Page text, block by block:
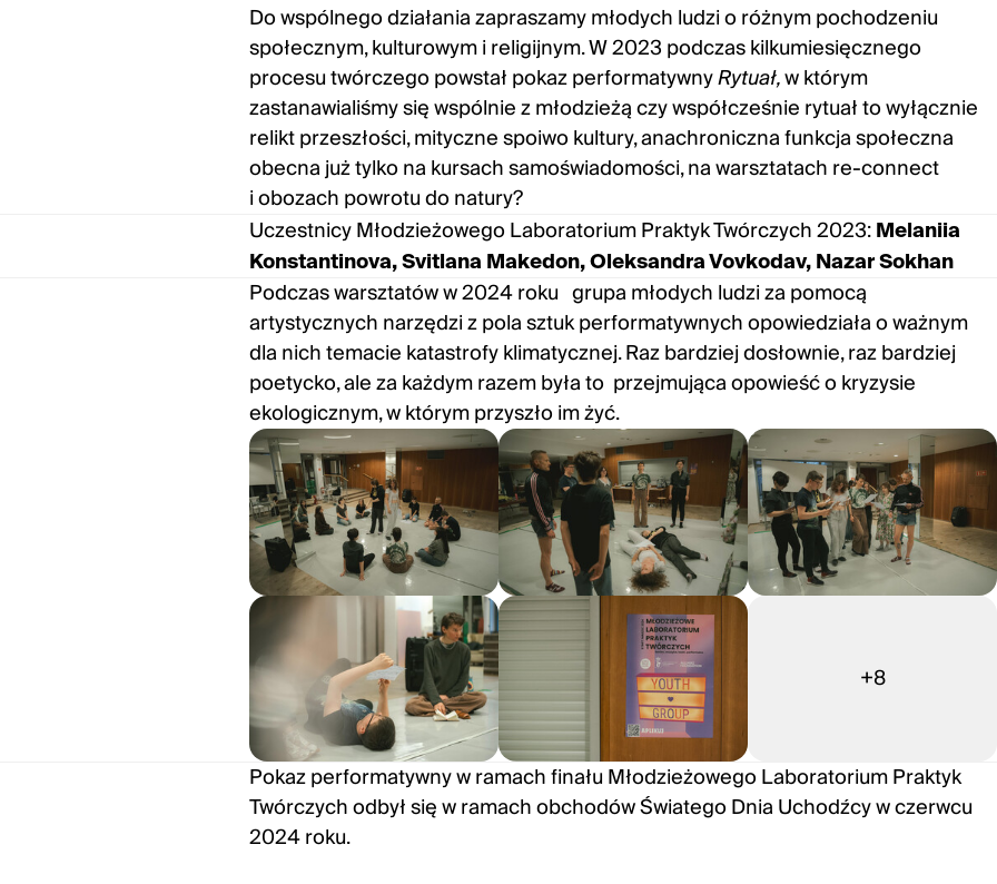
Do wspólnego działania zapraszamy młodych ludzi o różnym pochodzeniu
społecznym, kulturowym i religijnym. W 2023 podczas kilkumiesięcznego
procesu twórczego powstał pokaz performatywnyRytuał,w którym
zastanawialiśmy się wspólnie z młodzieżą czy współcześnie rytuał to wyłącznie
relikt przeszłości, mityczne spoiwo kultury, anachroniczna funkcja społeczna
obecna już tylko na kursach samoświadomości, na warsztatach re-connect
i obozach powrotu do natury?
UczestnicyMłodzieżowego Laboratorium Praktyk Twórczych 2023: Melaniia
Konstantinova, Svitlana Makedon, Oleksandra Vovkodav, Nazar Sokhan
Podczas warsztatów w 2024 roku grupa młodych ludzi za pomocą
artystycznych narzędzi z pola sztuk performatywnych opowiedziała o ważnym
dla nich temacie katastrofy klimatycznej. Raz bardziej dosłownie, raz bardziej
poetycko, ale za każdym razem była to przejmująca opowieść o kryzysie
ekologicznym, w którym przyszło im żyć.
+8
Pokaz performatywny w ramach finału Młodzieżowego Laboratorium Praktyk
Twórczych odbył się w ramach obchodów Światego Dnia Uchodźcy w czerwcu
2024 roku.